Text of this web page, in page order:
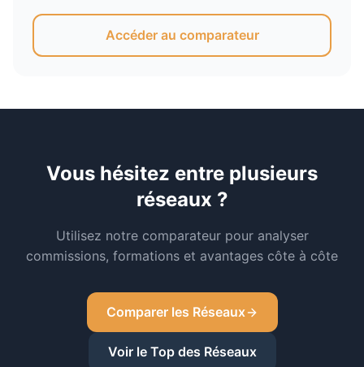
Accéder au comparateur
Vous hésitez entre plusieurs
réseaux ?
Utilisez notre comparateur pour analyser
commissions, formations et avantages côte à côte
Comparer les Réseaux
Voir le Top des Réseaux